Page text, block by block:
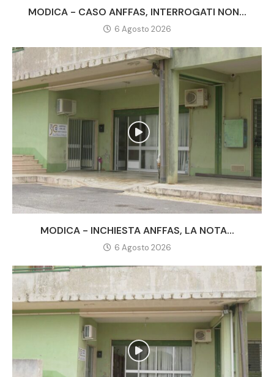
MODICA - CASO ANFFAS, INTERROGATI NON...
6 Agosto 2026
MODICA - INCHIESTA ANFFAS, LA NOTA...
6 Agosto 2026